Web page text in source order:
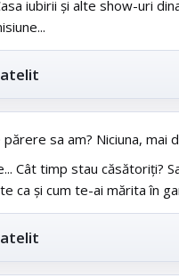
iubirii și alte show-uri
părere sa am? Niciuna, mai
Cât timp stau căsătoriți?
ca și cum te-ai mărita în